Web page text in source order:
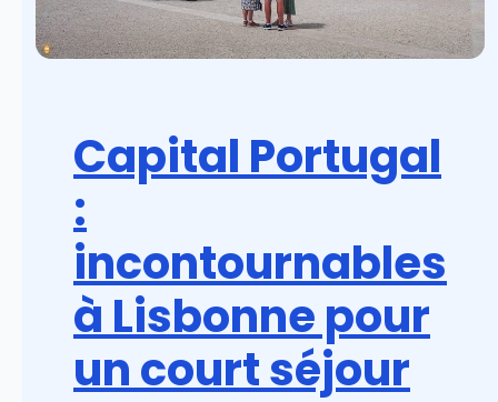
Capital Portugal
:
incontournables
à Lisbonne pour
un court séjour